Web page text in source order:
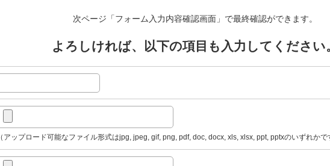
次ページ「フォーム入力内容確認画面」で最終確認ができます。
よろしければ、以下の項目も入力してください
（アップロード可能なファイル形式はjpg, jpeg, gif, png, pdf, doc, docx, xls, xlsx, ppt, pptxのいずれかで